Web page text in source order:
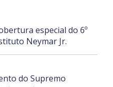
especial do 6º
Neymar Jr.
do Supremo